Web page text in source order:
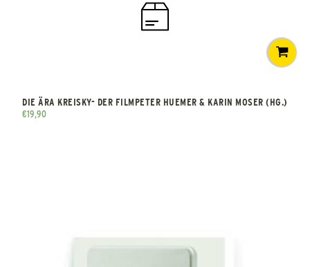
DIE ÄRA KREISKY- DER FILMPETER HUEMER & KARIN MOSER (HG.)
€19,90